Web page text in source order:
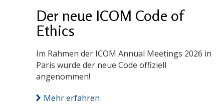
Der neue ICOM Code of
Ethics
Im Rahmen der ICOM Annual Meetings 2026 in
Paris wurde der neue Code offiziell
angenommen!
Mehr erfahren